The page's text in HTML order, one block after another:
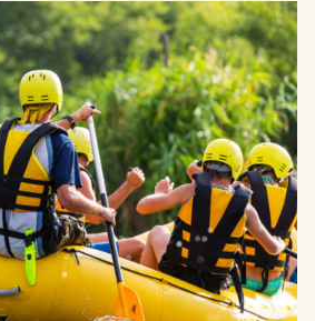
Read
article
"Nytt
tilbud
for
konfirmanter"